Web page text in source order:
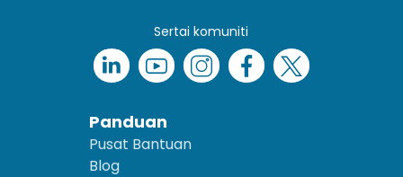
Sertai komuniti
Panduan
Pusat Bantuan
Blog